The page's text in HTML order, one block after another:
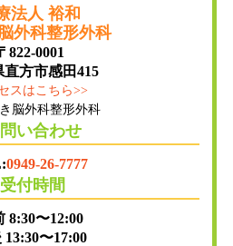
法人 裕和
外科整形外科
822-0001
直方市感田415
スはこちら>>
い合わせ
0949-26-7777
受付時間
8:30〜12:00
13:30〜17:00